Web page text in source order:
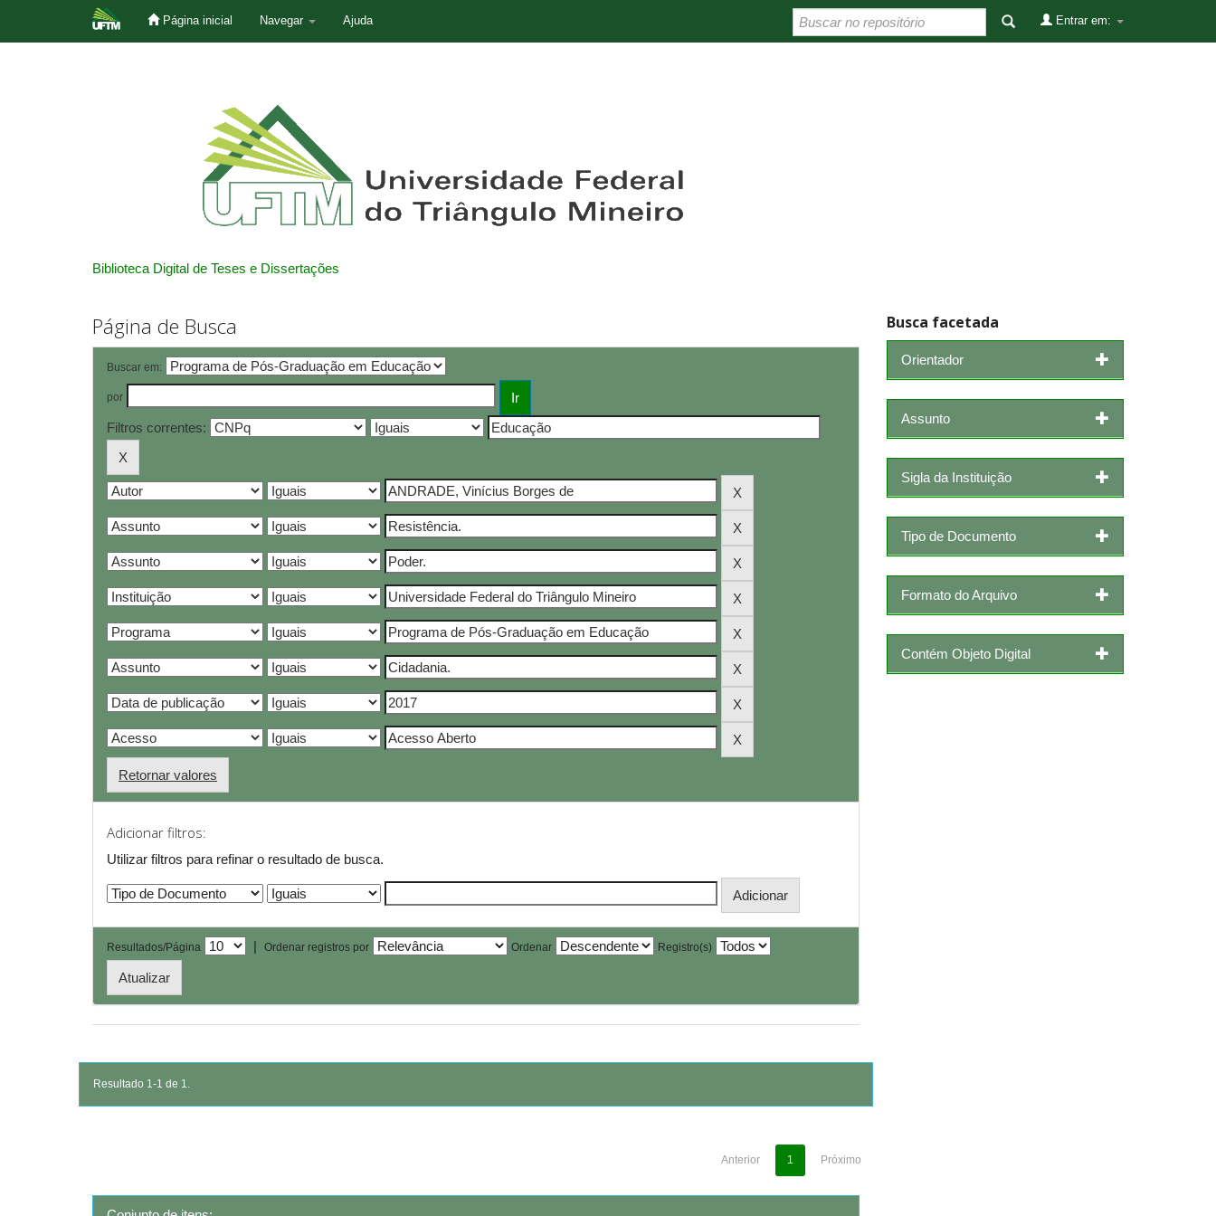
Página inicial Navegar Ajuda Entrar em:
Biblioteca Digital de Teses e Dissertações
Página de Busca
Buscar em:
por
Filtros correntes:
Retornar valores
Adicionar filtros:
Utilizar filtros para refinar o resultado de busca.
Resultados/Página | Ordenar registros por Ordenar Registro(s)
Resultado 1-1 de 1.
Anterior 1 Próximo
Busca facetada
Orientador
Assunto
Sigla da Instituição
Tipo de Documento
Formato do Arquivo
Contém Objeto Digital